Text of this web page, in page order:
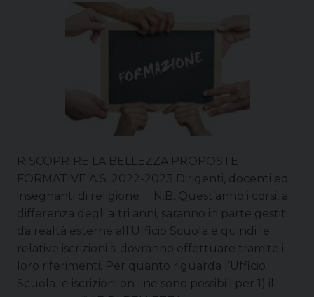
RISCOPRIRE LA BELLEZZA PROPOSTE
FORMATIVE A.S. 2022-2023 Dirigenti, docenti ed
insegnanti di religione N.B. Quest’anno i corsi, a
differenza degli altri anni, saranno in parte gestiti
da realtà esterne all’Ufficio Scuola e quindi le
relative iscrizioni si dovranno effettuare tramite i
loro riferimenti. Per quanto riguarda l’Ufficio
Scuola le iscrizioni on line sono possibili per 1) il